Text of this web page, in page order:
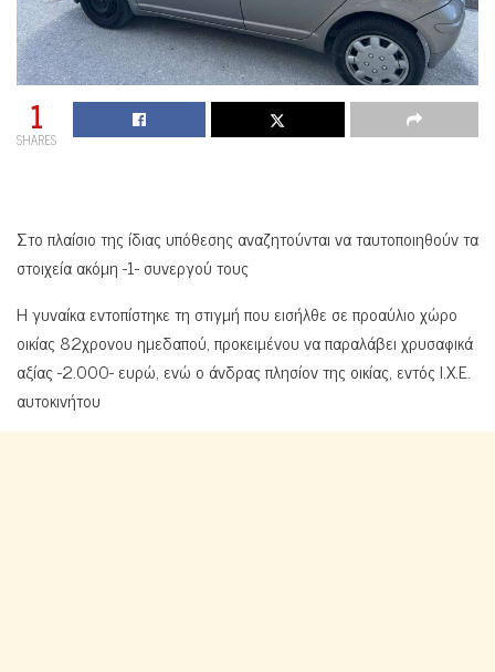
1
SHARES
Στο πλαίσιο της ίδιας υπόθεσης αναζητούνται να ταυτοποιηθούν τα
στοιχεία ακόμη -1- συνεργού τους
Η γυναίκα εντοπίστηκε τη στιγμή που εισήλθε σε προαύλιο χώρο
οικίας 82χρονου ημεδαπού, προκειμένου να παραλάβει χρυσαφικά
αξίας -2.000- ευρώ, ενώ ο άνδρας πλησίον της οικίας, εντός Ι.Χ.Ε.
αυτοκινήτου